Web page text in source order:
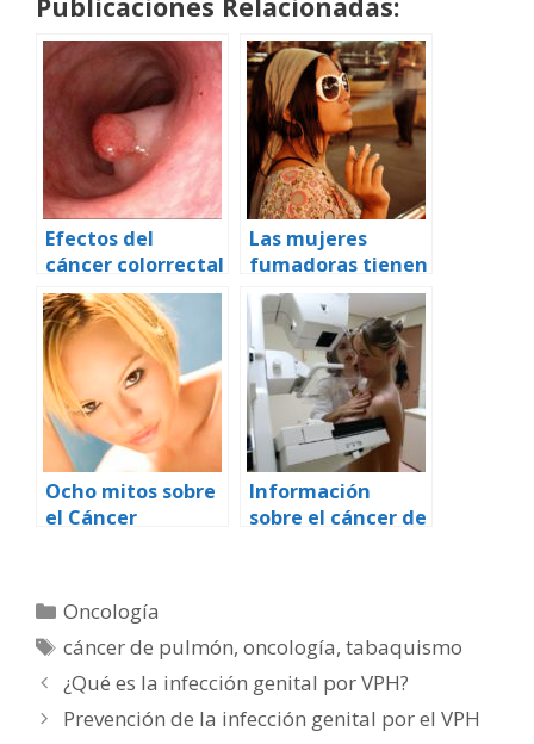
Efectos del
cáncer colorrectal
Las mujeres
fumadoras tienen
más riesgo de
sufrir cáncer de
mama
Ocho mitos sobre
el Cáncer
Información
sobre el cáncer de
Categorías
Oncología
Etiquetas
cáncer de pulmón,oncología,tabaquismo
¿Qué es la infección genital por VPH?
Prevención de la infección genital por el VPH